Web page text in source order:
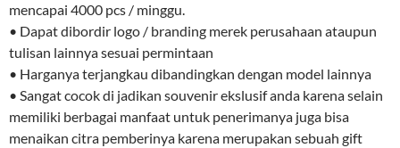
mencapai 4000 pcs / minggu.
• Dapat dibordir logo / branding merek perusahaan ataupun
tulisan lainnya sesuai permintaan
• Harganya terjangkau dibandingkan dengan model lainnya
• Sangat cocok di jadikan souvenir ekslusif anda karena selain
memiliki berbagai manfaat untuk penerimanya juga bisa
menaikan citra pemberinya karena merupakan sebuah gift